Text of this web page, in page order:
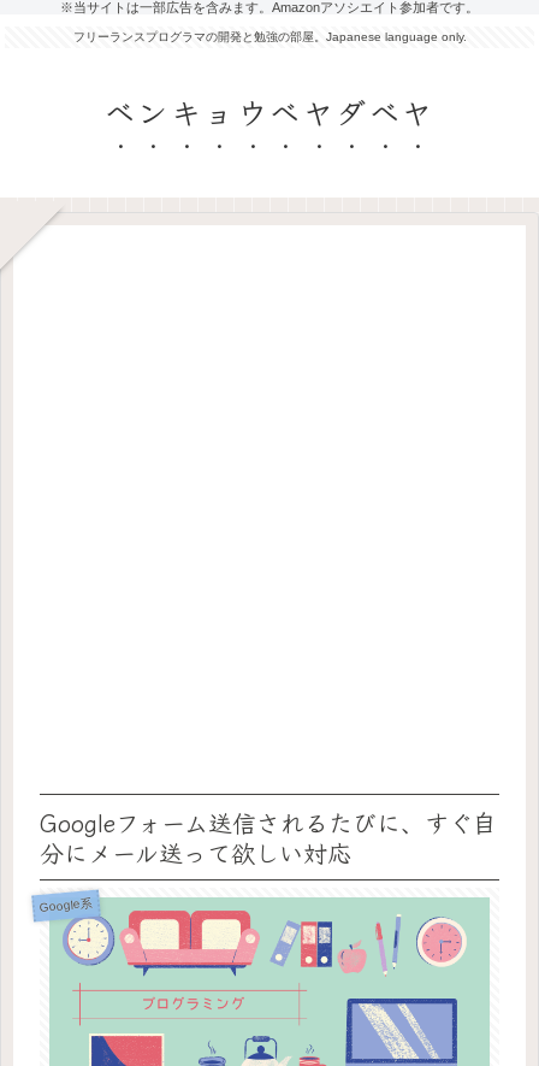
※当サイトは一部広告を含みます。Amazonアソシエイト参加者です。
フリーランスプログラマの開発と勉強の部屋。Japanese language only.
ベンキョウベヤダベヤ
Googleフォーム送信されるたびに、すぐ自
分にメール送って欲しい対応
Google系